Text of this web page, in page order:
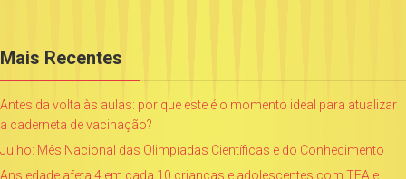
Mais Recentes
Antes da volta às aulas: por que este é o momento ideal para atualizar
a caderneta de vacinação?
Julho: Mês Nacional das Olimpíadas Científicas e do Conhecimento
Ansiedade afeta 4 em cada 10 crianças e adolescentes com TEA e